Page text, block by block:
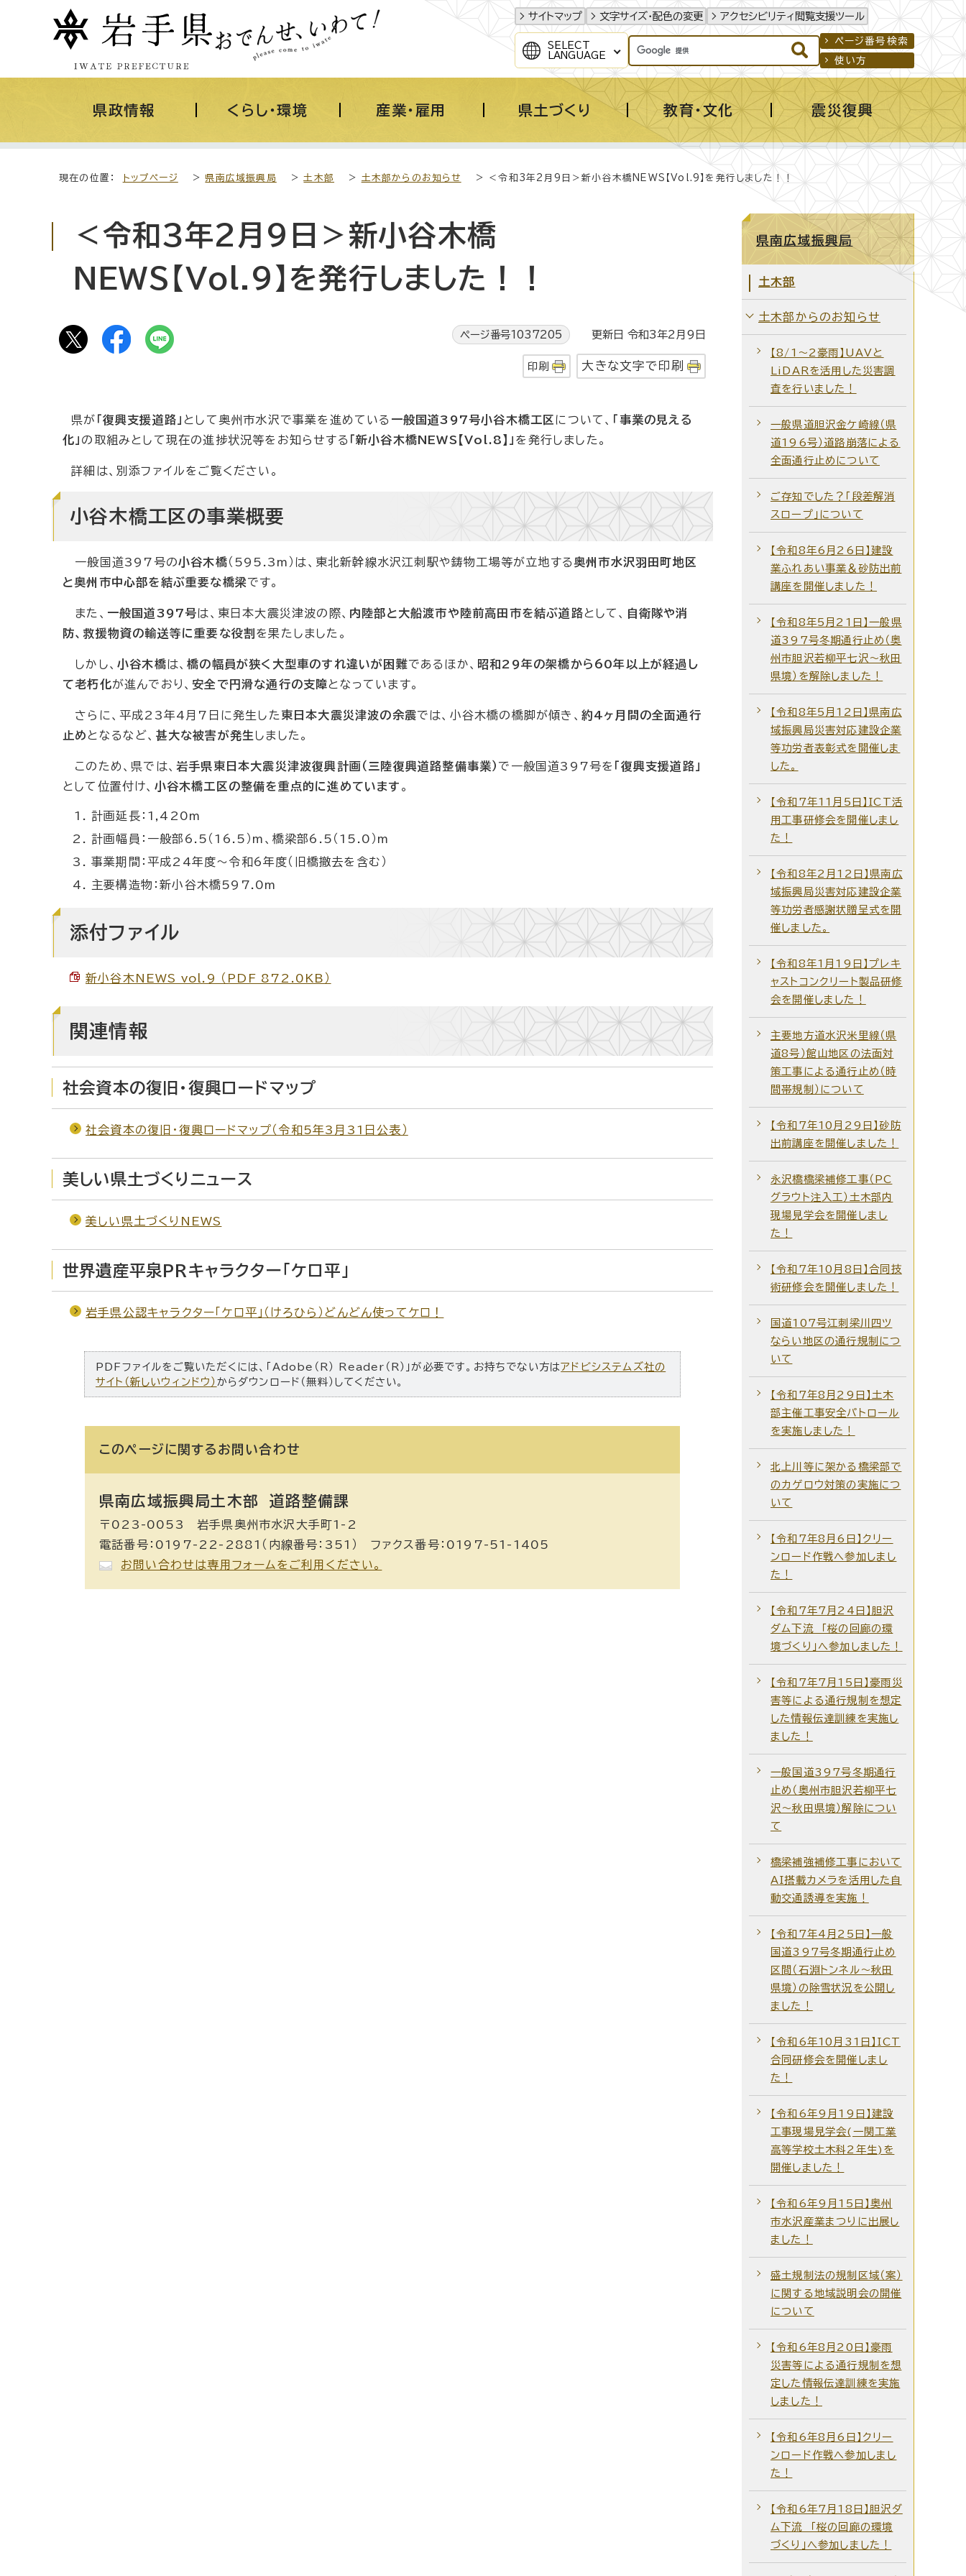
サイトマップ 文字サイズ・配色の変更 アクセシビリティ閲覧支援ツール
SELECT
LANGUAGE
ページ番号検索
使い方
県政情報 くらし・環境 産業・雇用 県土づくり 教育・文化 震災復興
現在の位置： トップページ > 県南広域振興局 >土木部 > 土木部からのお知らせ > ＜令和3年2月9日＞新小谷木橋NEWS【Vol.9】を発行しました！！
＜令和3年2月9日＞新小谷木橋
NEWS【Vol.9】を発行しました！！
ページ番号1037205 更新日 令和3年2月9日
印刷 大きな文字で印刷
県が 「復興支援道路」 として奥州市水沢で事業を進めている 一般国道397号小谷木橋工区について、
「事業の見える
化」 の取組みとして現在の進捗状況等をお知らせする 「新小谷木橋NEWS【Vol.8】」 を発行しました。
詳細は、別添ファイルをご覧ください。
小谷木橋工区の事業概要
一般国道397号の小谷木橋（595.3m）は、東北新幹線水沢江刺駅や鋳物工場等が立地する奥州市水沢羽田町地区
と奥州市中心部を結ぶ重要な橋梁です。
また、 一般国道397号は、東日本大震災津波の際、 内陸部と大船渡市や陸前高田市を結ぶ道路として、
自衛隊や消
防、救援物資の輸送等に重要な役割 を果たしました。
しかし、 小谷木橋は、橋の幅員が狭く大型車のすれ違いが困難であるほか、
昭和29年の架橋から60年以上が経過し
て老朽化が進んでおり、安全で円滑な通行の支障となっています。
さらに、平成23年4月7日に発生した 東日本大震災津波の余震では、小谷木橋の橋脚が傾き、 約4ヶ月間の全面通行
止め となるなど、 甚大な被害が発生 しました。
このため、県では、 岩手県東日本大震災津波復興計画（三陸復興道路整備事業） で一般国道397号を
「復興支援道路」
として位置付け、 小谷木橋工区の整備を重点的に進めています 。
計画延長：1,420m
計画幅員：一般部6.5（16.5）m、橋梁部6.5（15.0）m
事業期間：平成24年度～令和6年度（旧橋撤去を含む）
主要構造物：新小谷木橋597.0m
添付ファイル
新小谷木NEWS vol.9 （PDF 872.0KB）
関連情報
社会資本の復旧・復興ロードマップ
社会資本の復旧・復興ロードマップ（令和5年3月31日公表）
美しい県土づくりニュース
美しい県土づくりNEWS
世界遺産平泉PRキャラクター「ケロ平」
岩手県公認キャラクター「ケロ平」（けろひら）どんどん使ってケロ！
PDFファイルをご覧いただくには、「Adobe（R） Reader（R）」が必要です。お持ちでない方はアドビシステムズ社の
サイト（新しいウィンドウ） からダウンロード（無料）してください。
このページに関する お問い合わせ
県南広域振興局土木部 道路整備課
〒023-0053 岩手県奥州市水沢大手町1-2
電話番号：0197-22-2881（内線番号：351） ファクス番号：0197-51-1405
お問い合わせは専用フォームをご利用ください。
県南広域振興局
土木部
土木部からのお知らせ
【8/1～2豪雨】UAVと
LiDARを活用した災害調
査を行いました！
一般県道胆沢金ケ崎線（県
道196号）道路崩落による
全面通行止めについて
ご存知でした？「段差解消
スロープ」について
【令和8年6月26日】建設
業ふれあい事業＆砂防出前
講座を開催しました！
【令和8年5月21日】一般県
道397号冬期通行止め（奥
州市胆沢若柳平七沢～秋田
県境）を解除しました！
【令和8年5月12日】県南広
域振興局災害対応建設企業
等功労者表彰式を開催しま
した。
【令和7年11月5日】ICT活
用工事研修会を開催しまし
た！
【令和8年2月12日】県南広
域振興局災害対応建設企業
等功労者感謝状贈呈式を開
催しました。
【令和8年1月19日】プレキ
ャストコンクリート製品研修
会を開催しました！
主要地方道水沢米里線（県
道8号）館山地区の法面対
策工事による通行止め（時
間帯規制）について
【令和7年10月29日】砂防
出前講座を開催しました！
永沢橋橋梁補修工事（PC
グラウト注入工）土木部内
現場見学会を開催しまし
た！
【令和7年10月8日】合同技
術研修会を開催しました！
国道107号江刺梁川四ツ
ならい地区の通行規制につ
いて
【令和7年8月29日】土木
部主催工事安全パトロール
を実施しました！
北上川等に架かる橋梁部で
のカゲロウ対策の実施につ
いて
【令和7年8月6日】クリー
ンロード作戦へ参加しまし
た！
【令和7年7月24日】胆沢
ダム下流 「桜の回廊の環
境づくり」へ参加しました！
【令和7年7月15日】豪雨災
害等による通行規制を想定
した情報伝達訓練を実施し
ました！
一般国道397号冬期通行
止め（奥州市胆沢若柳平七
沢～秋田県境）解除につい
て
橋梁補強補修工事において
AI搭載カメラを活用した自
動交通誘導を実施！
【令和7年4月25日】一般
国道397号冬期通行止め
区間（石淵トンネル～秋田
県境）の除雪状況を公開し
ました！
【令和6年10月31日】ICT
合同研修会を開催しまし
た！
【令和6年9月19日】建設
工事現場見学会(一関工業
高等学校土木科2年生)を
開催しました！
【令和6年9月15日】奥州
市水沢産業まつりに出展し
ました！
盛土規制法の規制区域（案）
に関する地域説明会の開催
について
【令和6年8月20日】豪雨
災害等による通行規制を想
定した情報伝達訓練を実施
しました！
【令和6年8月6日】クリー
ンロード作戦へ参加しまし
た！
【令和6年7月18日】胆沢ダ
ム下流 「桜の回廊の環境
づくり」へ参加しました！